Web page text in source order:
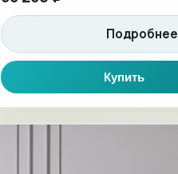
Подробнее
Купить